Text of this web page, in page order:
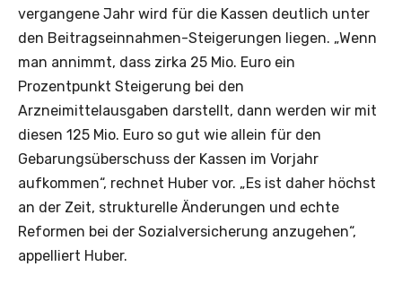
vergangene Jahr wird für die Kassen deutlich unter
den Beitragseinnahmen-Steigerungen liegen. „Wenn
man annimmt, dass zirka 25 Mio. Euro ein
Prozentpunkt Steigerung bei den
Arzneimittelausgaben darstellt, dann werden wir mit
diesen 125 Mio. Euro so gut wie allein für den
Gebarungsüberschuss der Kassen im Vorjahr
aufkommen“, rechnet Huber vor. „Es ist daher höchst
an der Zeit, strukturelle Änderungen und echte
Reformen bei der Sozialversicherung anzugehen“,
appelliert Huber.